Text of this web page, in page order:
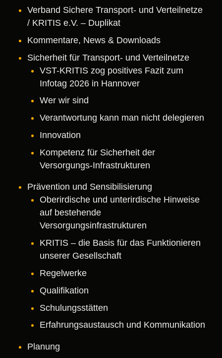
Verband Sichere Transport- und Verteilnetze
/ KRITIS e.V. – Duplikat
Kommentare, News & Downloads
Sicherheit für Transport- und Verteilnetze
VST-KRITIS zog positives Fazit zum
Infotag 2026 in Hannover
Wer wir sind
Verantwortung kann man nicht delegieren
Innovation
Kompetenz für Sicherheit der
Versorgungs-Infrastrukturen
Prävention und Sensibilisierung
Oberirdische und unterirdische Hinweise
auf bestehende
Versorgungsinfrastrukturen
KRITIS – die Basis für das Funktionieren
unserer Gesellschaft
Regelwerke
Qualifikation
Schulungsstätten
Erfahrungsaustausch und Kommunikation
Planung